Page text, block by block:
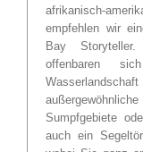
afrikanisch-
empfehlen wir
Bay
offenbaren
Sumpfgebiete
auch ein